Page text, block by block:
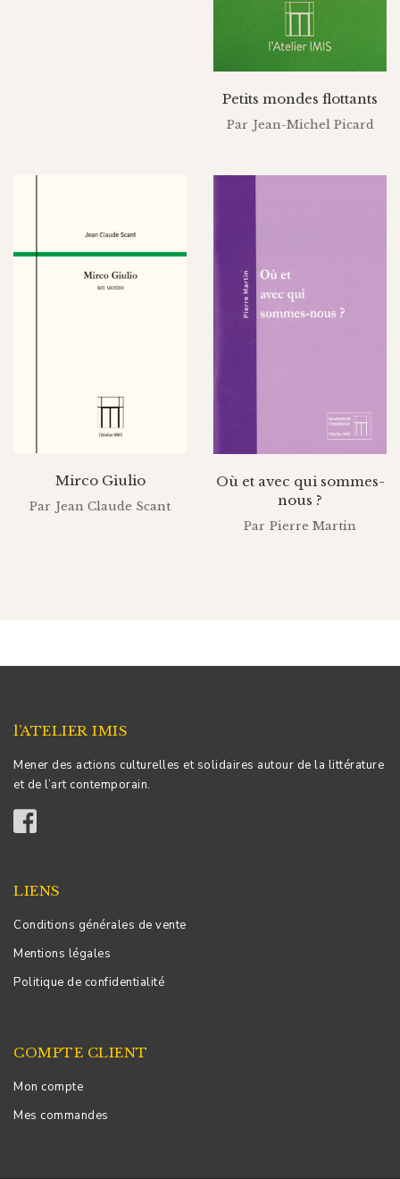
Petits mondes flottants
Par Jean-Michel Picard
Mirco Giulio
Par Jean Claude Scant
Où et avec qui sommes-
nous ?
Par Pierre Martin
l’ATELIER IMIS
Mener des actions culturelles et solidaires autour de la littérature
et de l’art contemporain.
LIENS
Conditions générales de vente
Mentions légales
Politique de confidentialité
COMPTE CLIENT
Mon compte
Mes commandes